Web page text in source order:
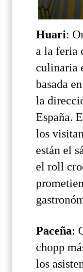
Huari:
a la feria
culinaria
basada
la
España.
los
están el
el roll
Paceña:
chopp
los